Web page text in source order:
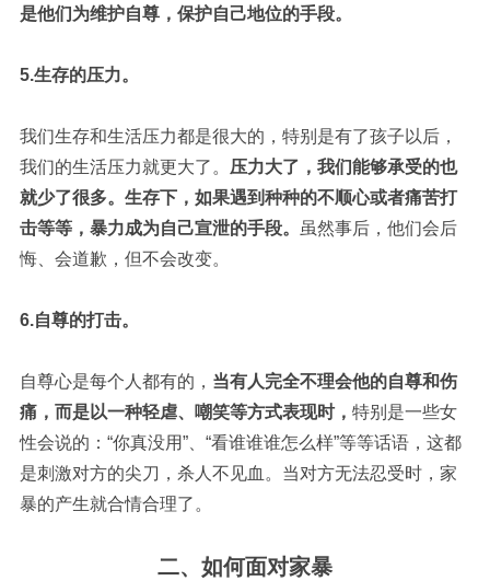
是他们为维护自尊，保护自己地位的手段。
5.生存的压力。
我们生存和生活压力都是很大的，特别是有了孩子以后，
我们的生活压力就更大了。 压力大了，我们能够承受的也
就少了很多。生存下，如果遇到种种的不顺心或者痛苦打
击等等，暴力成为自己宣泄的手段。
虽然事后，他们会后
悔、会道歉，但不会改变。
6.自尊的打击。
自尊心是每个人都有的， 当有人完全不理会他的自尊和伤
痛，而是以一种轻虐、嘲笑等方式表现时， 特别是一些女
性会说的：“你真没用”、“看谁谁谁怎么样”等等话语，这都
是刺激对方的尖刀，杀人不见血。当对方无法忍受时，家
暴的产生就合情合理了。
二、如何面对家暴